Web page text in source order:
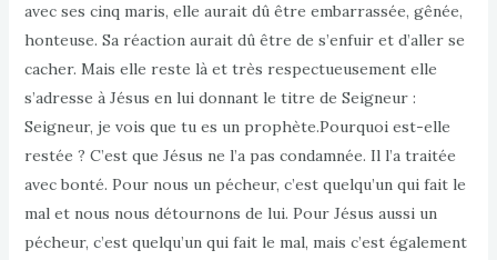
avec ses cinq maris, elle aurait dû être embarrassée, gênée,
honteuse. Sa réaction aurait dû être de s’enfuir et d’aller se
cacher. Mais elle reste là et très respectueusement elle
s’adresse à Jésus en lui donnant le titre de Seigneur :
Seigneur, je vois que tu es un prophète.Pourquoi est-elle
restée ? C’est que Jésus ne l’a pas condamnée. Il l’a traitée
avec bonté. Pour nous un pécheur, c’est quelqu’un qui fait le
mal et nous nous détournons de lui. Pour Jésus aussi un
pécheur, c’est quelqu’un qui fait le mal, mais c’est également